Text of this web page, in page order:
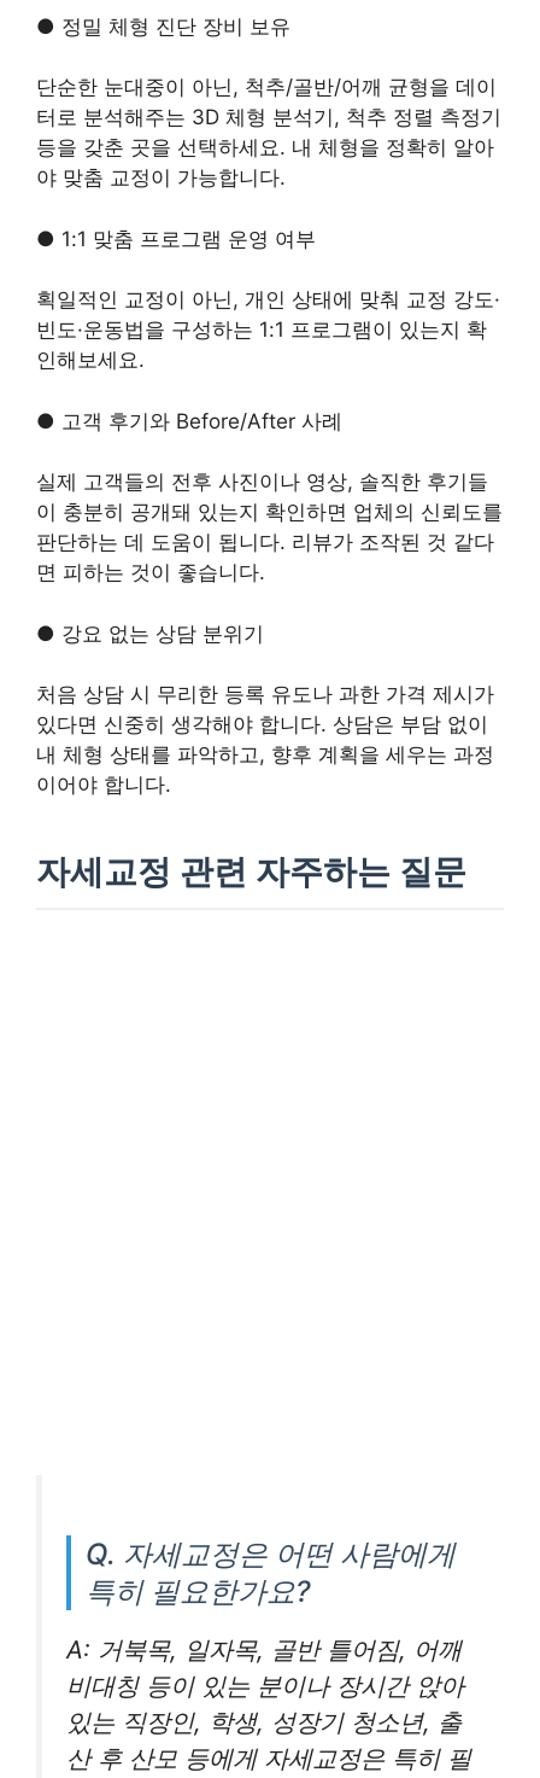
● 정밀 체형 진단 장비 보유
단순한 눈대중이 아닌, 척추/골반/어깨 균형을 데이
터로 분석해주는 3D 체형 분석기, 척추 정렬 측정기
등을 갖춘 곳을 선택하세요. 내 체형을 정확히 알아
야 맞춤 교정이 가능합니다.
● 1:1 맞춤 프로그램 운영 여부
획일적인 교정이 아닌, 개인 상태에 맞춰 교정 강도·
빈도·운동법을 구성하는 1:1 프로그램이 있는지 확
인해보세요.
● 고객 후기와 Before/After 사례
실제 고객들의 전후 사진이나 영상, 솔직한 후기들
이 충분히 공개돼 있는지 확인하면 업체의 신뢰도를
판단하는 데 도움이 됩니다. 리뷰가 조작된 것 같다
면 피하는 것이 좋습니다.
● 강요 없는 상담 분위기
처음 상담 시 무리한 등록 유도나 과한 가격 제시가
있다면 신중히 생각해야 합니다. 상담은 부담 없이
내 체형 상태를 파악하고, 향후 계획을 세우는 과정
이어야 합니다.
자세교정 관련 자주하는 질문
Q. 자세교정은 어떤 사람에게
특히 필요한가요?
A: 거북목, 일자목, 골반 틀어짐, 어깨
비대칭 등이 있는 분이나 장시간 앉아
있는 직장인, 학생, 성장기 청소년, 출
산 후 산모 등에게 자세교정은 특히 필